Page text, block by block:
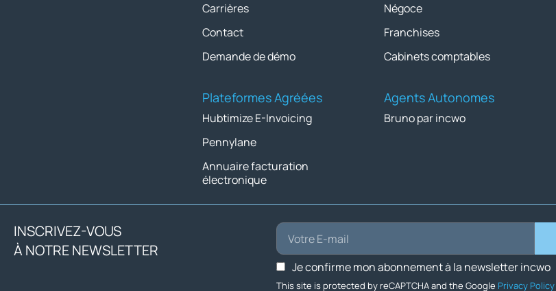
Carrières
Contact
Demande de démo
Plateformes Agréées
Hubtimize E-Invoicing
Pennylane
Annuaire facturation
électronique
Négoce
Franchises
Cabinets comptables
Agents Autonomes
Bruno par incwo
INSCRIVEZ-VOUS
À NOTRE NEWSLETTER
This site is protected by reCAPTCHA and the Google Privacy Policy
Je confirme mon abonnement à la newsletter incwo